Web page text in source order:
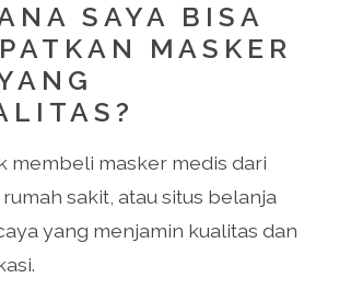
SAYA BISA
MASKER
membeli masker medis dari
sakit, atau situs belanja
yang menjamin kualitas dan